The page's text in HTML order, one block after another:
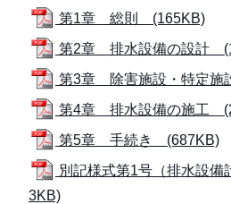
第1章 総則 (165KB)
第2章 排水設備の設計
第3章 除害施設・特定
第4章 排水設備の施工
第5章 手続き (687KB)
別記様式第1号（排水設
3KB)